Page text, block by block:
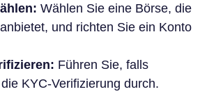
Wählen Sie eine Börse, die
und richten Sie ein Konto
Führen Sie, falls
KYC-Verifizierung durch.